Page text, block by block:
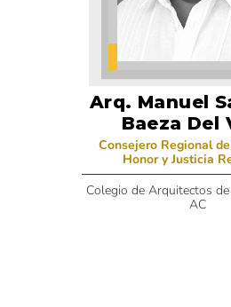
Arq. Manuel
Baeza Del
Consejero Regional
Honor y Justicia
Colegio de Arquitectos
AC